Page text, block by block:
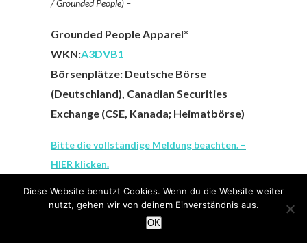
/ Grounded People) –
Grounded People Apparel*
WKN:A3DVB1
Börsenplätze: Deutsche Börse
(Deutschland), Canadian Securities
Exchange (CSE, Kanada; Heimatbörse)
Bitte die vollständige Meldung beachten. –
HIER klicken.
Die sog. Oyum Snaps könnten für das
Unternehmen quasi zur Goldquelle werden.
KonsumentInnen kaufen im ersten Step die
Diese Website benutzt Cookies. Wenn du die Website weiter
nutzt, gehen wir von deinem Einverständnis aus.
OK